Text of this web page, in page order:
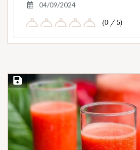
04/09/2024
(0 / 5)
Save Recipe